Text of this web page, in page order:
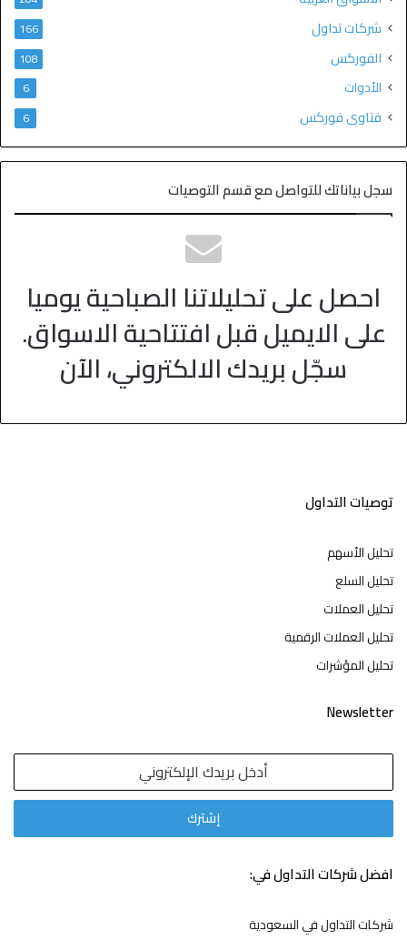
شركات تداول 166
الفوركس 108
الأدوات 6
فتاوى فوركس 6
سجل بياناتك للتواصل مع قسم التوصيات
احصل على تحليلاتنا الصباحية يوميا
على الايميل قبل افتتاحية الاسواق.
سجّل بريدك الالكتروني، الآن
توصيات التداول
تحليل الأسهم
تحليل السلع
تحليل العملات
تحليل العملات الرقمية
تحليل المؤشرات
Newsletter
افضل شركات التداول في:
شركات التداول في السعودية